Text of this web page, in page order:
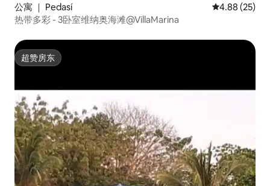
公寓 ｜ Pedasí 平均评分
4.88 (25)
热带多彩 - 3卧室维纳奥海滩@VillaMarina
超赞房东
超赞房东